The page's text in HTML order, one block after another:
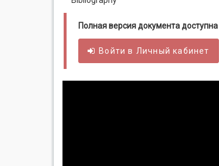
Полная версия документа
Войти в Личный кабинет